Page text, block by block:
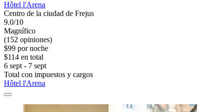
Hôtel l'Arena
Centro de la ciudad de Frejus
9.0/10
Magnífico
(152 opiniones)
$99 por noche
$114 en total
6 sept - 7 sept
Total con impuestos y cargos
Hôtel l'Arena